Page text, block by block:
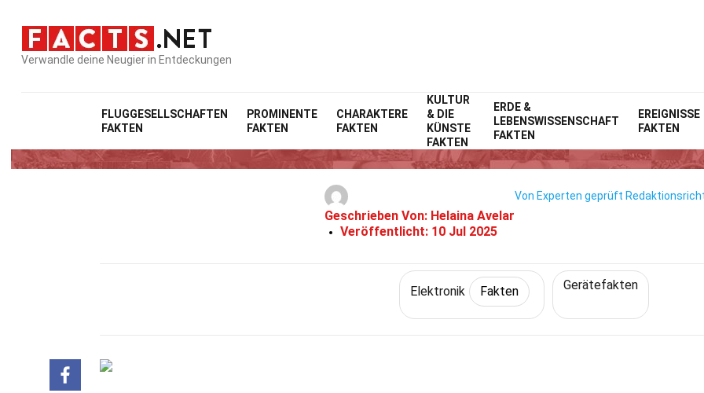
Verwandle deine Neugier in Entdeckungen
FLUGGESELLSCHAFTEN
FAKTEN
PROMINENTE
FAKTEN
CHARAKTERE
FAKTEN
KULTUR
& DIE
KÜNSTE
FAKTEN
ERDE &
LEBENSWISSENSCHAFT
FAKTEN
EREIGNISSE
FAKTEN
Home Technik & Wissenschaften ElektronikFakten
37 Fakten Über Elektroventilator
Geschrieben Von: Helaina Avelar
Veröffentlicht: 10 Jul 2025
Von Experten geprüft
Elektronik Fakten Gerätefakten